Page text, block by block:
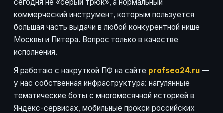
сегодня не «серый трюк», а нормальный
коммерческий инструмент, которым пользуется
большая часть выдачи в любой конкурентной нише
Москвы и Питера. Вопрос только в качестве
исполнения.
Я работаю с накруткой ПФ на сайте profseo24.ru —
у нас собственная инфраструктура: нагулянные
тематические боты с многомесячной историей в
Яндекс-сервисах, мобильные прокси российских